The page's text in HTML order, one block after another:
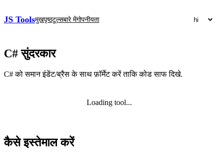
JS Toolsमुखपृष्ठटूल्सबारे मेंगोपनीयता
C# सुंदरकार
C# को समान इंडेंट/ब्रैस के साथ फ़ॉर्मेट करें ताकि कोड साफ दिखे.
Loading tool...
कैसे इस्तेमाल करें